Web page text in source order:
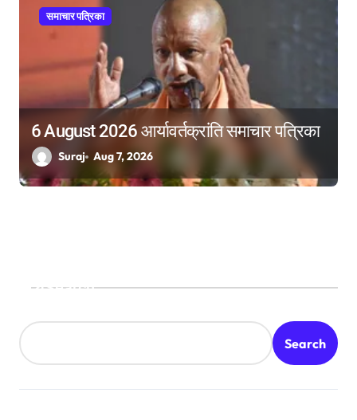
समाचार पत्रिका
6 August 2026 आर्यावर्तक्रांति समाचार पत्रिका
Suraj Aug 7, 2026
Search
Search